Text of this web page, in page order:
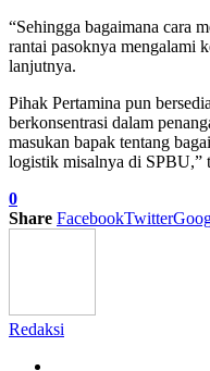
“Sehingga bagaimana cara
rantai pasoknya mengalami
lanjutnya.
Pihak Pertamina pun
berkonsentrasi dalam
masukan bapak tentang
logistik misalnya di SPBU,”
0
Share FacebookTwitter
Redaksi